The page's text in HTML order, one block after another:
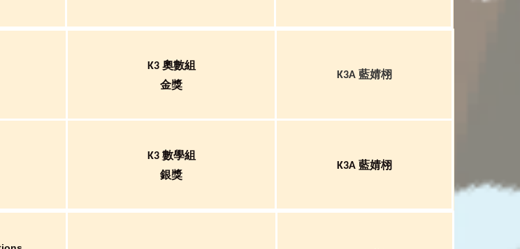
K3 奧數組
金獎
K3A 藍婧栩
K3 數學組
銀獎
K3A 藍婧栩